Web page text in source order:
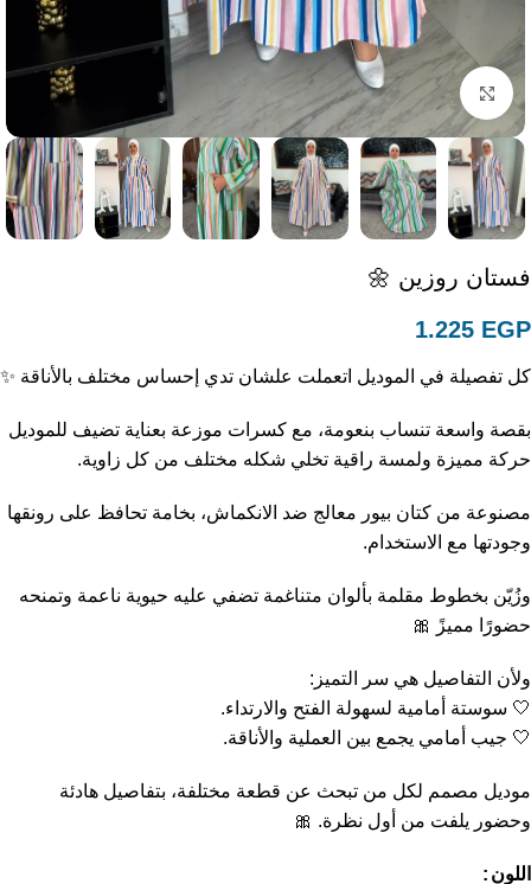
Click to enlarge
فستان روزين 🌼
1.225 EGP
كل تفصيلة في الموديل اتعملت علشان تدي إحساس مختلف بالأناقة ✨
بقصة واسعة تنساب بنعومة، مع كسرات موزعة بعناية تضيف للموديل
حركة مميزة ولمسة راقية تخلي شكله مختلف من كل زاوية.
مصنوعة من كتان بيور معالج ضد الانكماش، بخامة تحافظ على رونقها
وجودتها مع الاستخدام.
وزُيّن بخطوط مقلمة بألوان متناغمة تضفي عليه حيوية ناعمة وتمنحه
حضورًا مميزً 🎀
ولأن التفاصيل هي سر التميز:
🤍 سوستة أمامية لسهولة الفتح والارتداء.
🤍 جيب أمامي يجمع بين العملية والأناقة.
موديل مصمم لكل من تبحث عن قطعة مختلفة، بتفاصيل هادئة
وحضور يلفت من أول نظرة. 🎀
اللون